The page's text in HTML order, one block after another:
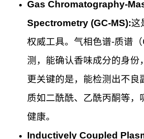
Gas Chromatography-
Spectrometry (GC-MS):这
权威工具。气相色谱-质谱
测，能确认香味成分的身份
更关键的是，能检测出不良
质如二酰酰、乙酰丙酮等，
健康。
Inductively Coupled